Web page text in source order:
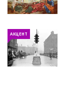
АКЦЕНТ